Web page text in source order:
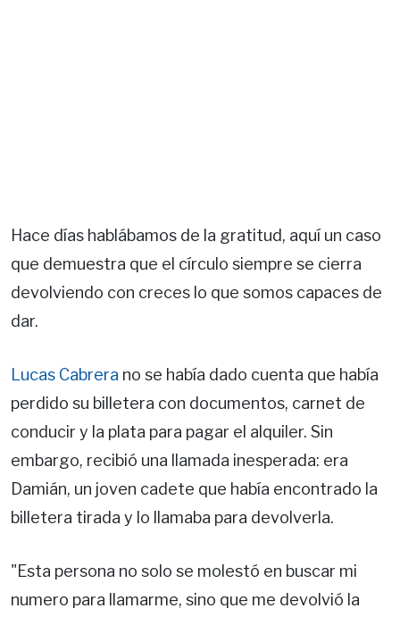
Hace días hablábamos de la gratitud, aquí un caso
que demuestra que el círculo siempre se cierra
devolviendo con creces lo que somos capaces de
dar.
Lucas Cabrera no se había dado cuenta que había
perdido su billetera con documentos, carnet de
conducir y la plata para pagar el alquiler. Sin
embargo, recibió una llamada inesperada: era
Damián, un joven cadete que había encontrado la
billetera tirada y lo llamaba para devolverla.
"Esta persona no solo se molestó en buscar mi
numero para llamarme, sino que me devolvió la